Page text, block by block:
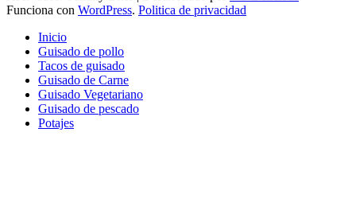
Funciona con WordPress. Politica de privacidad
Inicio
Guisado de pollo
Tacos de guisado
Guisado de Carne
Guisado Vegetariano
Guisado de pescado
Potajes